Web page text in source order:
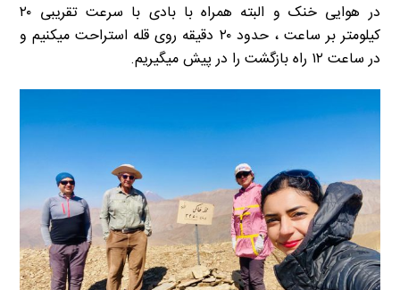
در هوایی خنک و البته همراه با بادی با سرعت تقریبی ۲۰
کیلومتر بر ساعت ، حدود ۲۰ دقیقه روی قله استراحت میکنیم و
در ساعت ۱۲ راه بازگشت را در پیش میگیریم.